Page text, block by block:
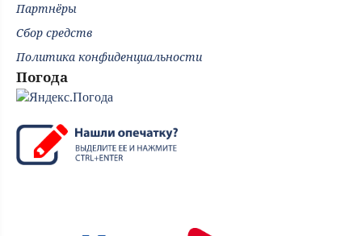
Партнёры
Сбор средств
Политика конфиденциальности
Погода